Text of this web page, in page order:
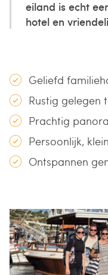
eiland is echt
hotel en
Geliefd
Rustig gelegen
Prachtig
Persoonlijk,
Ontspannen